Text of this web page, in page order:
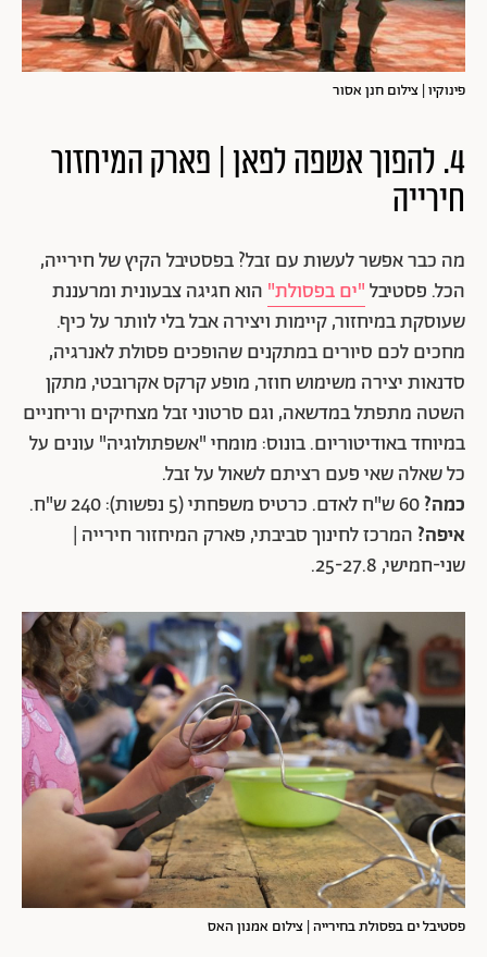
פינוקיו | צילום חנן אסור
4. להפוך אשפה לפאן | פארק המיחזור
חירייה
מה כבר אפשר לעשות עם זבל? בפסטיבל הקיץ של חירייה,
הכל. פסטיבל"ים בפסולת" הוא חגיגה צבעונית ומרעננת
שעוסקת במיחזור, קיימות ויצירה אבל בלי לוותר על כיף.
מחכים לכם סיורים במתקנים שהופכים פסולת לאנרגיה,
סדנאות יצירה משימוש חוזר, מופע קרקס אקרובטי, מתקן
השטה מתפתל במדשאה, וגם סרטוני זבל מצחיקים וריחניים
במיוחד באודיטוריום. בונוס: מומחי "אשפתולוגיה" עונים על
כל שאלה שאי פעם רציתם לשאול על זבל.
כמה?
איפה? המרכז לחינוך סביבתי, פארק המיחזור חירייה |
שני-חמישי, 25-27.8.
פסטיבל ים בפסולת בחירייה | צילום אמנון האס